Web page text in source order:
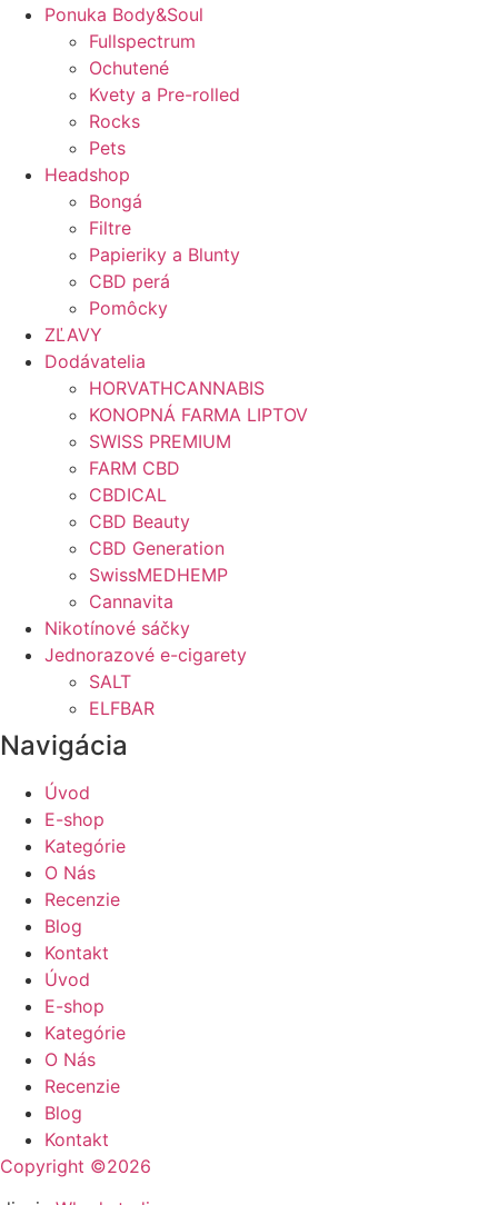
Ponuka Body&Soul
Fullspectrum
Ochutené
Kvety a Pre-rolled
Rocks
Pets
Headshop
Bongá
Filtre
Papieriky a Blunty
CBD perá
Pomôcky
ZĽAVY
Dodávatelia
HORVATHCANNABIS
KONOPNÁ FARMA LIPTOV
SWISS PREMIUM
FARM CBD
CBDICAL
CBD Beauty
CBD Generation
SwissMEDHEMP
Cannavita
Nikotínové sáčky
Jednorazové e-cigarety
SALT
ELFBAR
Navigácia
Úvod
E-shop
Kategórie
O Nás
Recenzie
Blog
Kontakt
Úvod
E-shop
Kategórie
O Nás
Recenzie
Blog
Kontakt
Copyright ©2026